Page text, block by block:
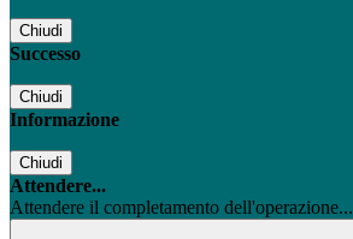
Chiudi
Successo
Chiudi
Informazione
Chiudi
Attendere...
Attendere il completamento dell'operazione...